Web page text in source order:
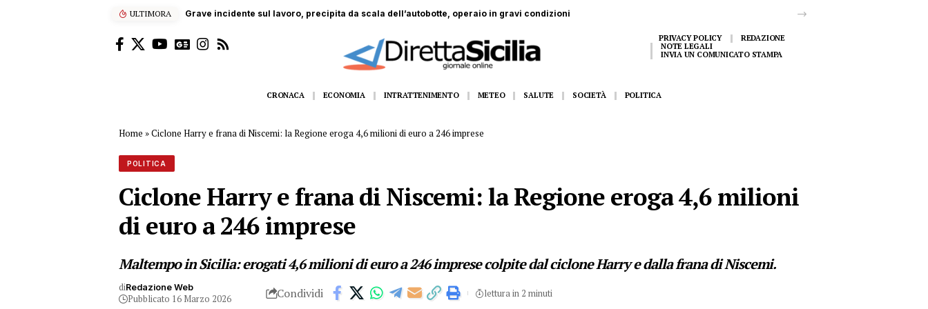
ULTIMORA Grave incidente sul lavoro, precipita da scala dell’autobotte, operaio in gravi condizioni
PRIVACY POLICY
REDAZIONE
NOTE LEGALI
INVIA UN COMUNICATO STAMPA
CRONACA ECONOMIA INTRATTENIMENTO METEO SALUTE SOCIETÀ POLITICA
Home »Ciclone Harry e frana di Niscemi: la Regione eroga 4,6 milioni di euro a 246 imprese
POLITICA
Ciclone Harry e frana di Niscemi: la Regione eroga 4,6 milioni
di euro a 246 imprese
Maltempo in Sicilia: erogati 4,6 milioni di euro a 246 imprese colpite dal ciclone Harry e dalla frana di Niscemi.
diRedazione Web
Pubblicato 16 Marzo 2026 Condividi lettura in 2 minuti